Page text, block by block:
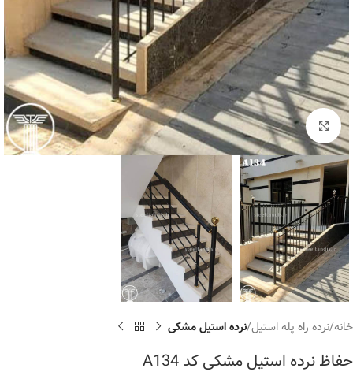
برای بزرگنمایی کلیک کنید
خانه نرده راه پله استیل نرده استیل مشکی
حفاظ نرده استیل مشکی کد A134